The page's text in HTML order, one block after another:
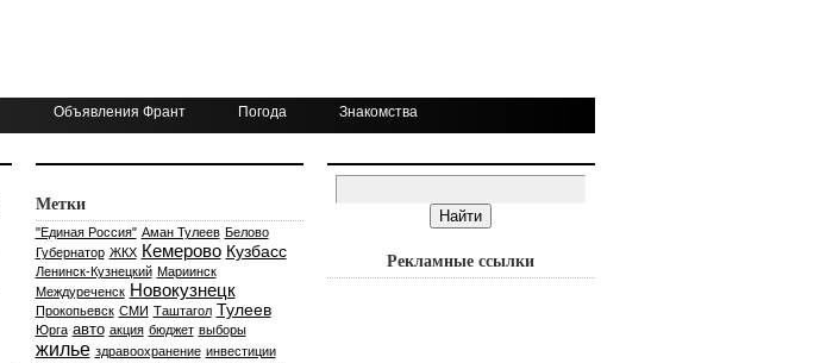
Объявления Франт Погода Знакомства
Метки
"Единая Россия" Аман Тулеев Белово
Губернатор ЖКХ Кемерово Кузбасс
Ленинск-Кузнецкий Мариинск
Междуреченск Новокузнецк
Прокопьевск СМИ Таштагол Тулеев
Юрга авто акция бюджет выборы
жилье здравоохранение инвестиции
Рекламные ссылки